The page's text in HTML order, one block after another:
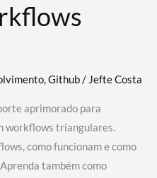
,Github/ Jefte Costa
aprimorado para
workflows triangulares.
como funcionam e como
também como